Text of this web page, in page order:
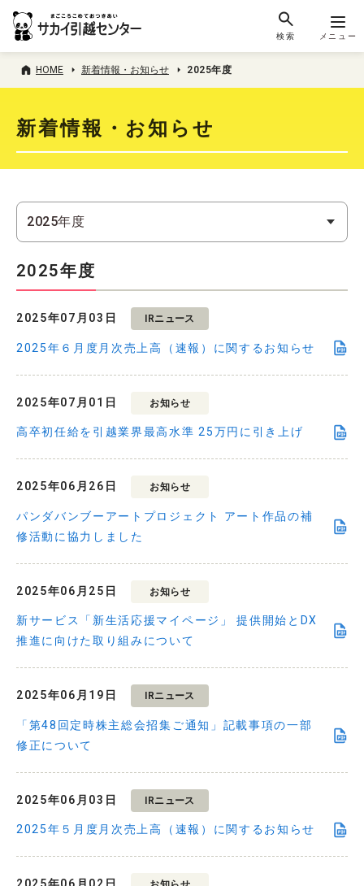
検索 メニュー
HOME 新着情報・お知らせ 2025年度
新着情報・お知らせ
2025年度
2025年07月03日 IRニュース
2025年６月度月次売上高（速報）に関するお知らせ
2025年07月01日 お知らせ
高卒初任給を引越業界最高水準 25万円に引き上げ
2025年06月26日 お知らせ
パンダバンブーアートプロジェクト アート作品の補
修活動に協力しました
2025年06月25日 お知らせ
新サービス「新生活応援マイページ」 提供開始とDX
推進に向けた取り組みについて
2025年06月19日 IRニュース
「第48回定時株主総会招集ご通知」記載事項の一部
修正について
2025年06月03日 IRニュース
2025年５月度月次売上高（速報）に関するお知らせ